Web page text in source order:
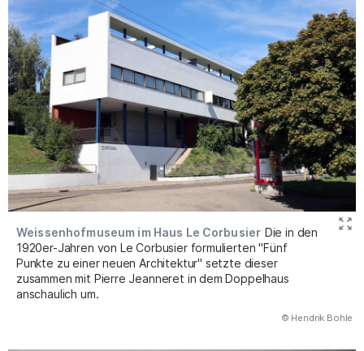
Weissenhofmuseum im Haus Le Corbusier Die in den
1920er-Jahren von Le Corbusier formulierten "Fünf
Punkte zu einer neuen Architektur" setzte dieser
zusammen mit Pierre Jeanneret in dem Doppelhaus
anschaulich um.
© Hendrik Bohle